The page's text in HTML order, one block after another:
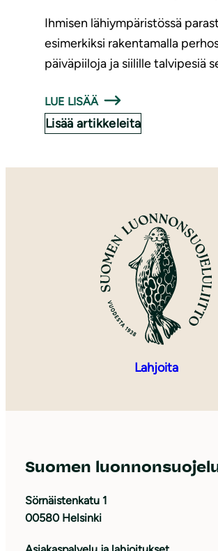
Ihmisen lähiympäristössä
esimerkiksi rakentamalla
päiväpiiloja ja siilille talvipesiä
LUE LISÄÄ
Lisää artikkeleita
Lahjoita
Suomen
Sörnäistenkatu 1
00580 Helsinki